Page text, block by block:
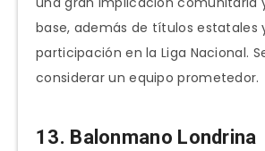
base, además de títulos estatales
participación en la Liga Nacional.
considerar un equipo prometedor.
13. Balonmano Londrina